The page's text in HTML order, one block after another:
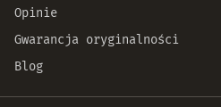
Opinie
Gwarancja oryginalności
Blog